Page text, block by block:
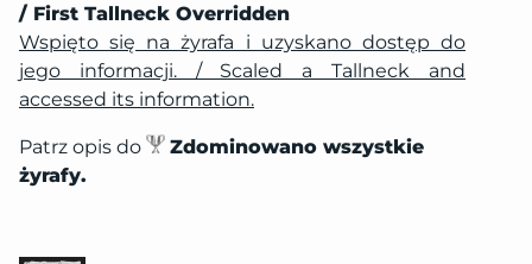
/ First Tallneck Overridden
Wspięto się na żyrafa i uzyskano dostęp do
jego informacji. / Scaled a Tallneck and
accessed its information.
Patrz opis do
Zdominowano wszystkie
żyrafy.